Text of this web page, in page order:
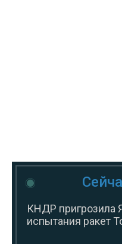
КНДР пригрозила
испытания ракет